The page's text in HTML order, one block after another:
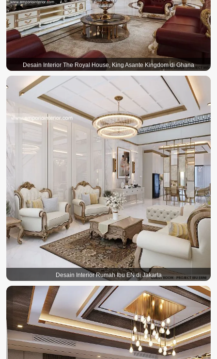
Desain Interior The Royal House, King Asante Kingdom di Ghana
Desain Interior Rumah Ibu EN di Jakarta